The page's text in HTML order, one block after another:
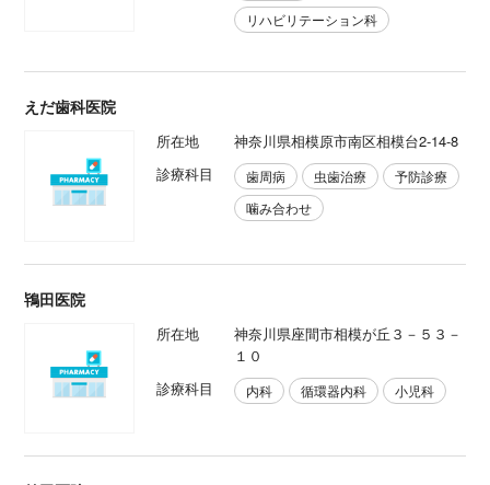
リハビリテーション科
えだ歯科医院
所在地
神奈川県相模原市南区相模台2-14-8
診療科目
歯周病 虫歯治療
予防診療
噛み合わせ
鴇田医院
所在地
神奈川県座間市相模が丘３－５３－
１０
診療科目
内科 循環器内科 小児科